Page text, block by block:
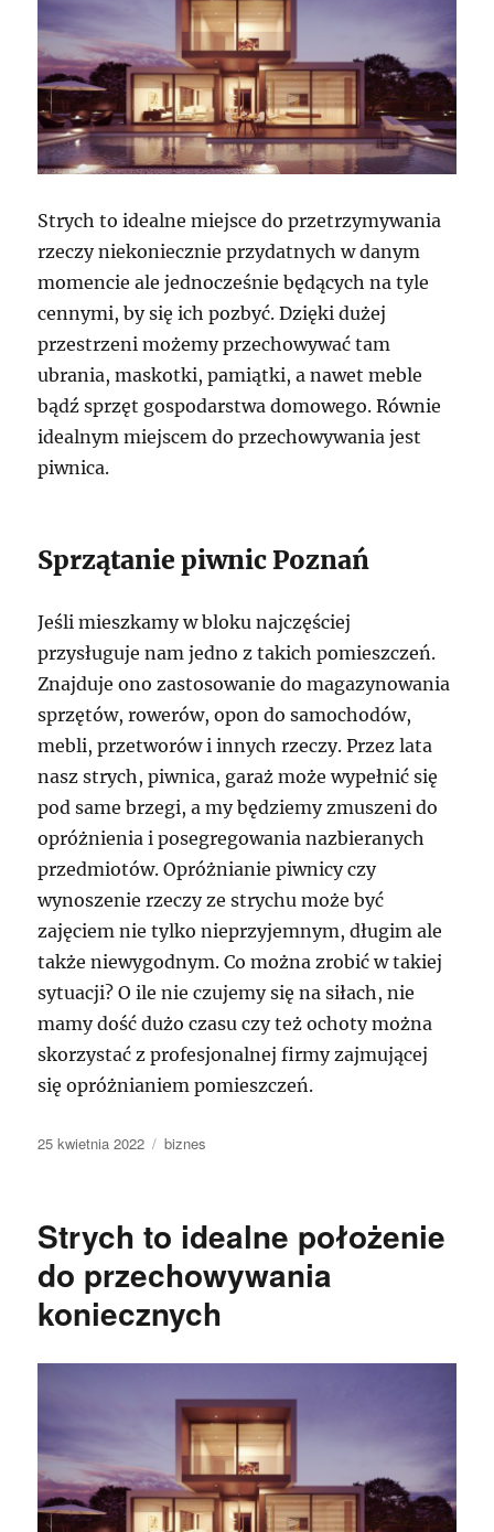
Strych to idealne miejsce do przetrzymywania
rzeczy niekoniecznie przydatnych w danym
momencie ale jednocześnie będących na tyle
cennymi, by się ich pozbyć. Dzięki dużej
przestrzeni możemy przechowywać tam
ubrania, maskotki, pamiątki, a nawet meble
bądź sprzęt gospodarstwa domowego. Równie
idealnym miejscem do przechowywania jest
piwnica.
Sprzątanie piwnic Poznań
Jeśli mieszkamy w bloku najczęściej
przysługuje nam jedno z takich pomieszczeń.
Znajduje ono zastosowanie do magazynowania
sprzętów, rowerów, opon do samochodów,
mebli, przetworów i innych rzeczy. Przez lata
nasz strych, piwnica, garaż może wypełnić się
pod same brzegi, a my będziemy zmuszeni do
opróżnienia i posegregowania nazbieranych
przedmiotów. Opróżnianie piwnicy czy
wynoszenie rzeczy ze strychu może być
zajęciem nie tylko nieprzyjemnym, długim ale
także niewygodnym. Co można zrobić w takiej
sytuacji? O ile nie czujemy się na siłach, nie
mamy dość dużo czasu czy też ochoty można
skorzystać z profesjonalnej firmy zajmującej
się opróżnianiem pomieszczeń.
Data
25 kwietnia 2022 Kategorie
biznes
Strych to idealne położenie
do przechowywania
koniecznych